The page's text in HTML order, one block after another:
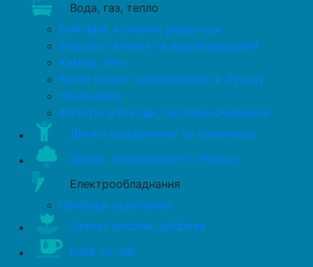
Вода, газ, тепло
Бойлери, колонки, радіатори
Водопостачання та водовідведення
Каміни, печі
Котли газові тревдопаливні в Луцьку
Лічильники
Фільтри для води, системи очищення
Дитячі майданчики та комплекси
Дрова, торфобрикет в Луцьку
Електрообладнання
Прибори освітлення
Захист рослин, добрива
Кава та чай